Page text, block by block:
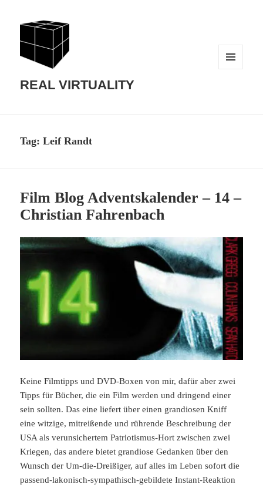
REAL VIRTUALITY
Tag:Leif Randt
Film Blog Adventskalender – 14 –
Christian Fahrenbach
Keine Filmtipps und DVD-Boxen von mir, dafür aber zwei
Tipps für Bücher, die ein Film werden und dringend einer
sein sollten. Das eine liefert über einen grandiosen Kniff
eine witzige, mitreißende und rührende Beschreibung der
USA als verunsichertem Patriotismus-Hort zwischen zwei
Kriegen, das andere bietet grandiose Gedanken über den
Wunsch der Um-die-Dreißiger, auf alles im Leben sofort die
passend-lakonisch-sympathisch-gebildete Instant-Reaktion